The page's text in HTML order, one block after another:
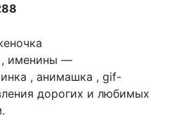
, именины —
, анимашка , gif-
дорогих и любимых